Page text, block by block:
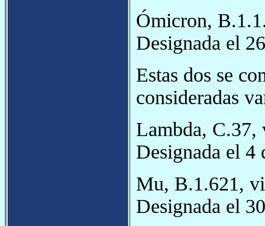
Ómicron,
Designada el
Estas dos se
consideradas
Lambda, C.37,
Designada el 4
Mu, B.1.621,
Designada el